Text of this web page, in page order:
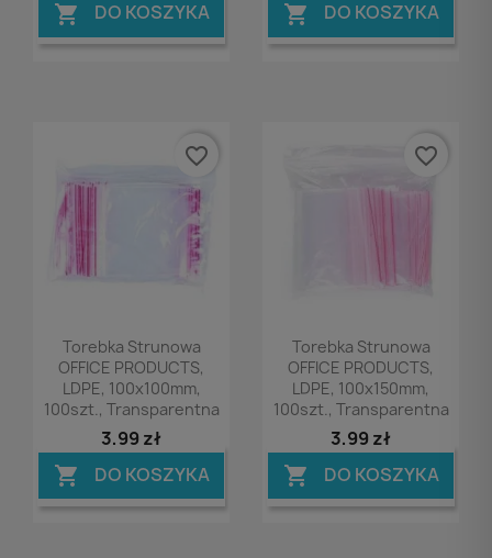
 DO KOSZYKA  DO KOSZYKA
Podgląd
Torebka Strunowa
OFFICE PRODUCTS,
LDPE, 100x100mm,
100szt., Transparentna
3,99 zł
 DO KOSZYKA
favorite_border
Podgląd
Torebka Strunowa
OFFICE PRODUCTS,
LDPE, 100x150mm,
100szt., Transparentna
3,99 zł
 DO KOSZYKA
favorite_border